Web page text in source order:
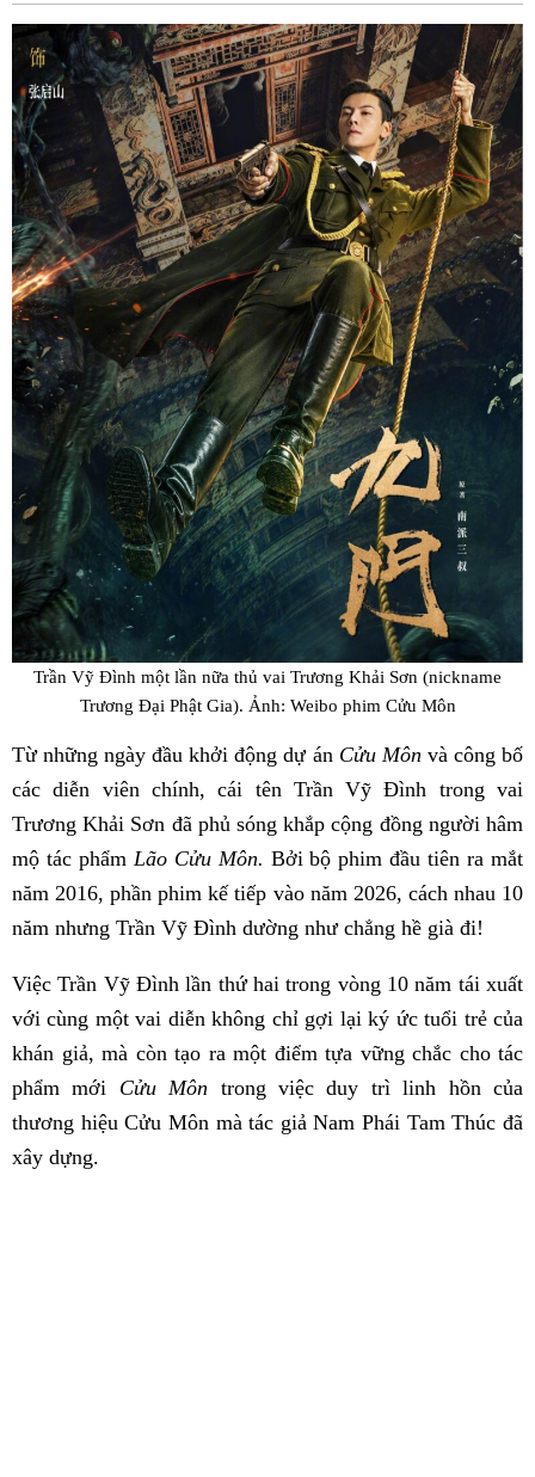
Trần Vỹ Đình một lần nữa thủ vai Trương Khải Sơn (nickname
Trương Đại Phật Gia). Ảnh: Weibo phim Cửu Môn
Từ những ngày đầu khởi động dự án Cửu Môn và công bố
các diễn viên chính, cái tên Trần Vỹ Đình trong vai
Trương Khải Sơn đã phủ sóng khắp cộng đồng người hâm
mộ tác phẩm Lão Cửu Môn. Bởi bộ phim đầu tiên ra mắt
năm 2016, phần phim kế tiếp vào năm 2026, cách nhau 10
năm nhưng Trần Vỹ Đình dường như chẳng hề già đi!
Việc Trần Vỹ Đình lần thứ hai trong vòng 10 năm tái xuất
với cùng một vai diễn không chỉ gợi lại ký ức tuổi trẻ của
khán giả, mà còn tạo ra một điểm tựa vững chắc cho tác
phẩm mới Cửu Môn trong việc duy trì linh hồn của
thương hiệu Cửu Môn mà tác giả Nam Phái Tam Thúc đã
xây dựng.